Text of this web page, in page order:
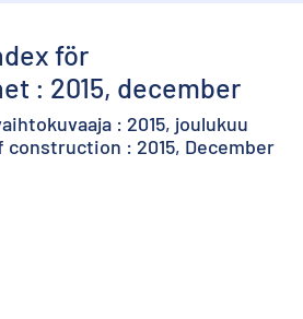
för
: 2015, december
: 2015, joulukuu
: 2015, December